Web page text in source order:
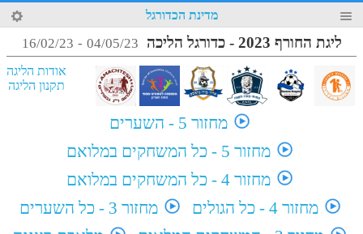
36 מדינת הכדורגל
ליגת החורף 2023 - כדורגל הליכה 04/05/23
-
16/02/23
אודות הליגה
תקנון הליגה
מחזור 5 - השערים
מחזור 5 - כל המשחקים במלואם
מחזור 4 - כל המשחקים במלואם
מחזור 4 - כל הגולים
מחזור 3 - כל השערים
4